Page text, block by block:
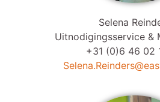
Selena
Uitnodigingsservice &
+31 (0)6 46 02